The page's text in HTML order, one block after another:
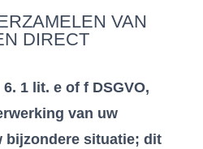
VAN
DIRECT
1 lit. e of f DSGVO,
van uw
bijzondere situatie; dit